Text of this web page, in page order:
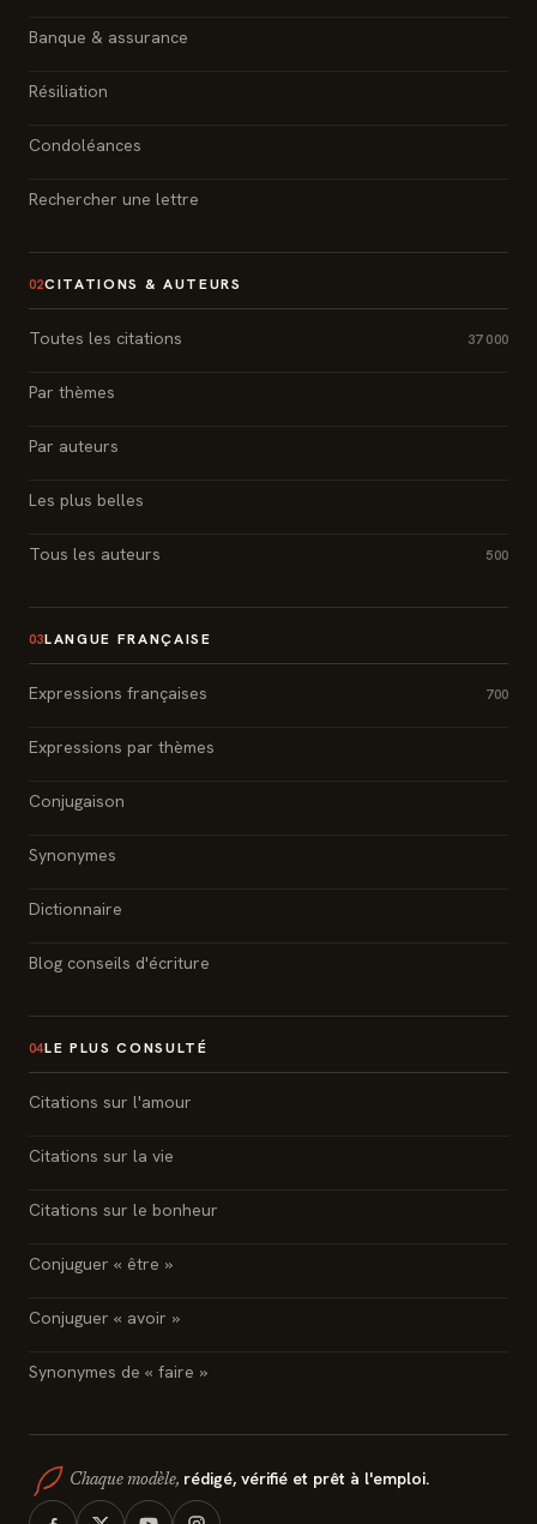
Banque & assurance
Résiliation
Condoléances
Rechercher une lettre
02CITATIONS & AUTEURS
Toutes les citations 37 000
Par thèmes
Par auteurs
Les plus belles
Tous les auteurs 500
03LANGUE FRANÇAISE
Expressions françaises 700
Expressions par thèmes
Conjugaison
Synonymes
Dictionnaire
Blog conseils d'écriture
04LE PLUS CONSULTÉ
Citations sur l'amour
Citations sur la vie
Citations sur le bonheur
Conjuguer « être »
Conjuguer « avoir »
Synonymes de « faire »
Chaque modèle, rédigé, vérifié et prêt à l'emploi.